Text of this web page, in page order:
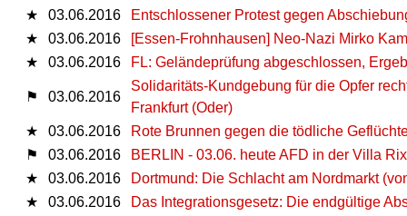
★
03.06.2016
Entschlossener Protest gegen
★
03.06.2016
[Essen-Frohnhausen] Neo-Nazi Mirko
★
03.06.2016 FL: Geländeprüfung abgeschlossen,
⚑ 03.06.2016
Solidaritäts-Kundgebung für die Opfer
Frankfurt (Oder)
★
03.06.2016
Rote Brunnen gegen die tödliche
⚑
03.06.2016
BERLIN - 03.06. heute AFD in der Villa
★
03.06.2016
Dortmund: Die Schlacht am Nordmarkt
★
03.06.2016
Das Integrationsgesetz: Die endgültige